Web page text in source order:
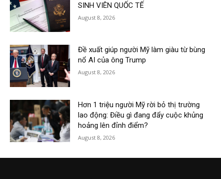
SINH VIÊN QUỐC TẾ
August 8, 2026
Đề xuất giúp người Mỹ làm giàu từ bùng
nổ AI của ông Trump
August 8, 2026
Hơn 1 triệu người Mỹ rời bỏ thị trường
lao động: Điều gì đang đẩy cuộc khủng
hoảng lên đỉnh điểm?
August 8, 2026